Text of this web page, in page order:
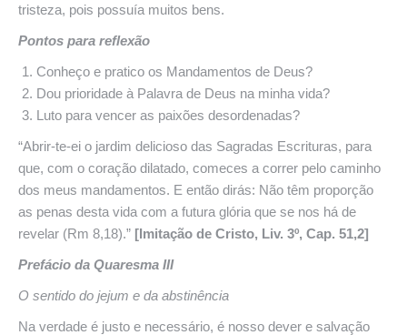
tristeza, pois possuía muitos bens.
Pontos para reflexão
Conheço e pratico os Mandamentos de Deus?
Dou prioridade à Palavra de Deus na minha vida?
Luto para vencer as paixões desordenadas?
“Abrir-te-ei o jardim delicioso das Sagradas Escrituras, para
que, com o coração dilatado, comeces a correr pelo caminho
dos meus mandamentos. E então dirás: Não têm proporção
as penas desta vida com a futura glória que se nos há de
revelar (Rm 8,18).” [Imitação de Cristo, Liv. 3º, Cap. 51,2]
Prefácio da Quaresma III
O sentido do jejum e da abstinência
Na verdade é justo e necessário, é nosso dever e salvação